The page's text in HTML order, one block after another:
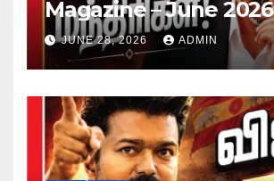
Magazine – June 2026
JUNE 28, 2026 ADMIN